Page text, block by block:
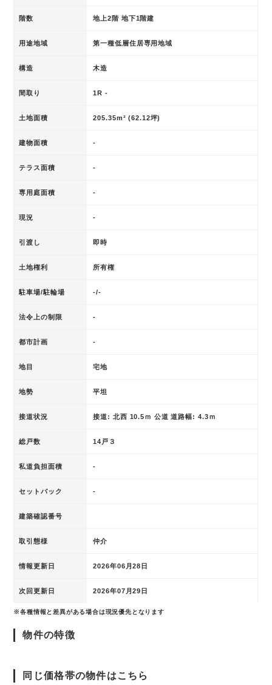
階数 地上2階 地下1階建
用途地域 第一種低層住居専用地域
構造 木造
間取り 1R -
土地面積 205.35m² (62.12坪)
建物面積 -
テラス面積 -
専用庭面積 -
現況 -
引渡し 即時
土地権利 所有権
駐車場/駐輪場 -/-
法令上の制限 -
都市計画 -
地目 宅地
地勢 平坦
接道状況 接道: 北西 10.5ｍ 公道 道路幅: 4.3ｍ
総戸数 14戸３
私道負担面積 -
セットバック -
建築確認番号
取引態様 仲介
情報更新日 2026年06月28日
次回更新日 2026年07月29日
※各種情報と差異がある場合は現況優先となります
物件の特徴
同じ価格帯の物件はこちら